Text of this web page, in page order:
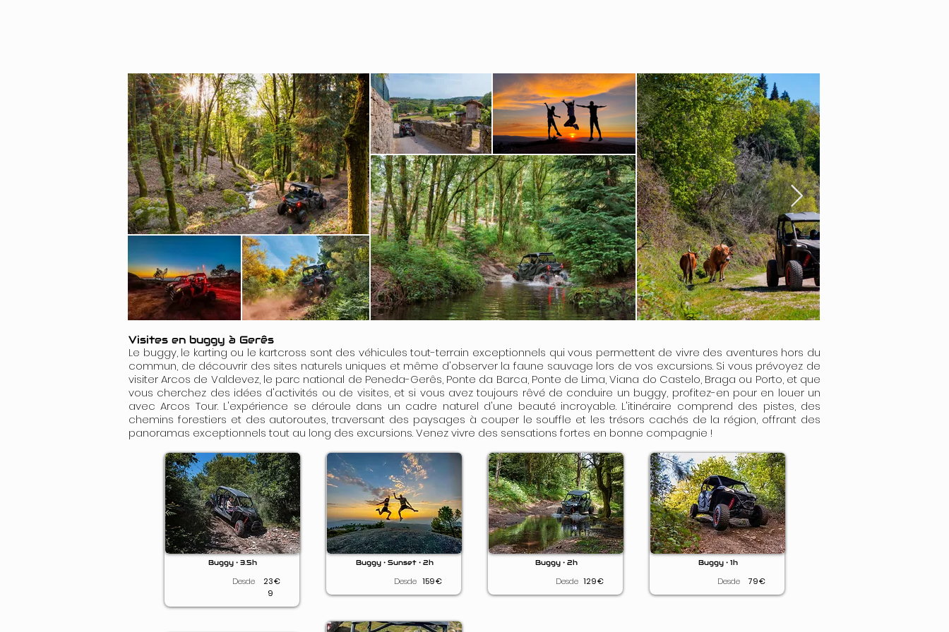
Visites en buggy à Gerês
Le buggy, le karting ou le kartcross sont des véhicules tout-terrain exceptionnels qui vous permettent de vivre des aventures hors du
commun, de découvrir des sites naturels uniques et même d'observer la faune sauvage lors de vos excursions. Si vous prévoyez de
visiter Arcos de Valdevez, le parc national de Peneda-Gerês, Ponte da Barca, Ponte de Lima, Viana do Castelo, Braga ou Porto, et que
vous cherchez des idées d'activités ou de visites, et si vous avez toujours rêvé de conduire un buggy, profitez-en pour en louer un
avec Arcos Tour. L'expérience se déroule dans un cadre naturel d'une beauté incroyable. L'itinéraire comprend des pistes, des
chemins forestiers et des autoroutes, traversant des paysages à couper le souffle et les trésors cachés de la région, offrant des
panoramas exceptionnels tout au long des excursions. Venez vivre des sensations fortes en bonne compagnie !
Buggy • 3.5h
Desde
23
9
€
Buggy • Sunset • 2h
Desde 159€
Buggy • 2h
Desde 129€
Buggy • 1h
Desde 79€